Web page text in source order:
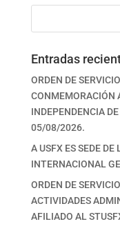
Entradas
ORDEN DE
CONMEMORACIÓN
INDEPENDENCIA
05/08/2026.
A USFX ES SEDE
INTERNACIONAL
ORDEN DE
ACTIVIDADES
AFILIADO AL